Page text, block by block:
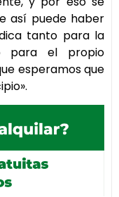
así puede haber
tanto para la
para el propio
esperamos que